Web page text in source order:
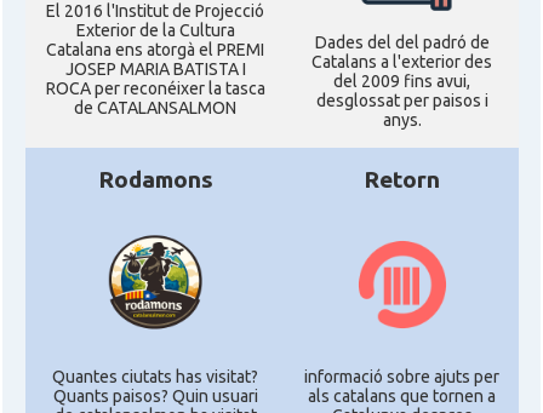
El 2016 l'Institut de Projecció
Exterior de la Cultura
Catalana ens atorgà el PREMI
JOSEP MARIA BATISTA I
ROCA per reconéixer la tasca
de CATALANSALMON
Dades del del padró de
Catalans a l'exterior des
del 2009 fins avui,
desglossat per paisos i
anys.
Rodamons
Quantes ciutats has visitat?
Quants paisos? Quin usuari
Retorn
informació sobre ajuts per
als catalans que tornen a